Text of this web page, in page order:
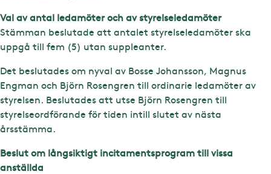
Val av antal ledamöter och av styrelseledamöter
Stämman beslutade att antalet styrelseledamöter ska
uppgå till fem (5) utan suppleanter.
Det beslutades om nyval av Bosse Johansson, Magnus
Engman och Björn Rosengren till ordinarie ledamöter av
styrelsen. Beslutades att utse Björn Rosengren till
styrelseordförande för tiden intill slutet av nästa
årsstämma.
Beslut om långsiktigt incitamentsprogram till vissa
anställda